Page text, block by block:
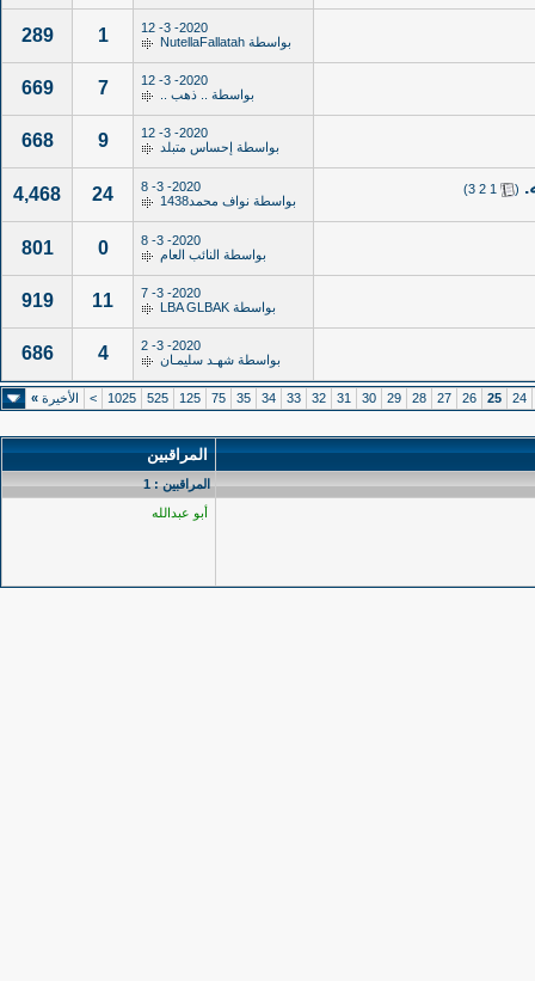
2020- 3- 12
بواسطة NutellaFallatah
1
289
2020- 3- 12
بواسطة
.. ذهب .. 7
669
2020- 3- 12
بواسطة إحساس متبلد 9
668
(
1
2
3
)
2020- 3- 8
بواسطة نواف محمد1438 24
4,468
2020- 3- 8
بواسطة النائب العام 0
801
2020- 3- 7
بواسطة LBA GLBAK
11
919
2020- 3- 2
بواسطة شهـد سليمـان 4
686
24
25
26
27
28
29
30
31
32
33
34
35
75
125
525
1025
> الأخيرة »
المراقبين
المراقبين : 1
أبو عبدالله